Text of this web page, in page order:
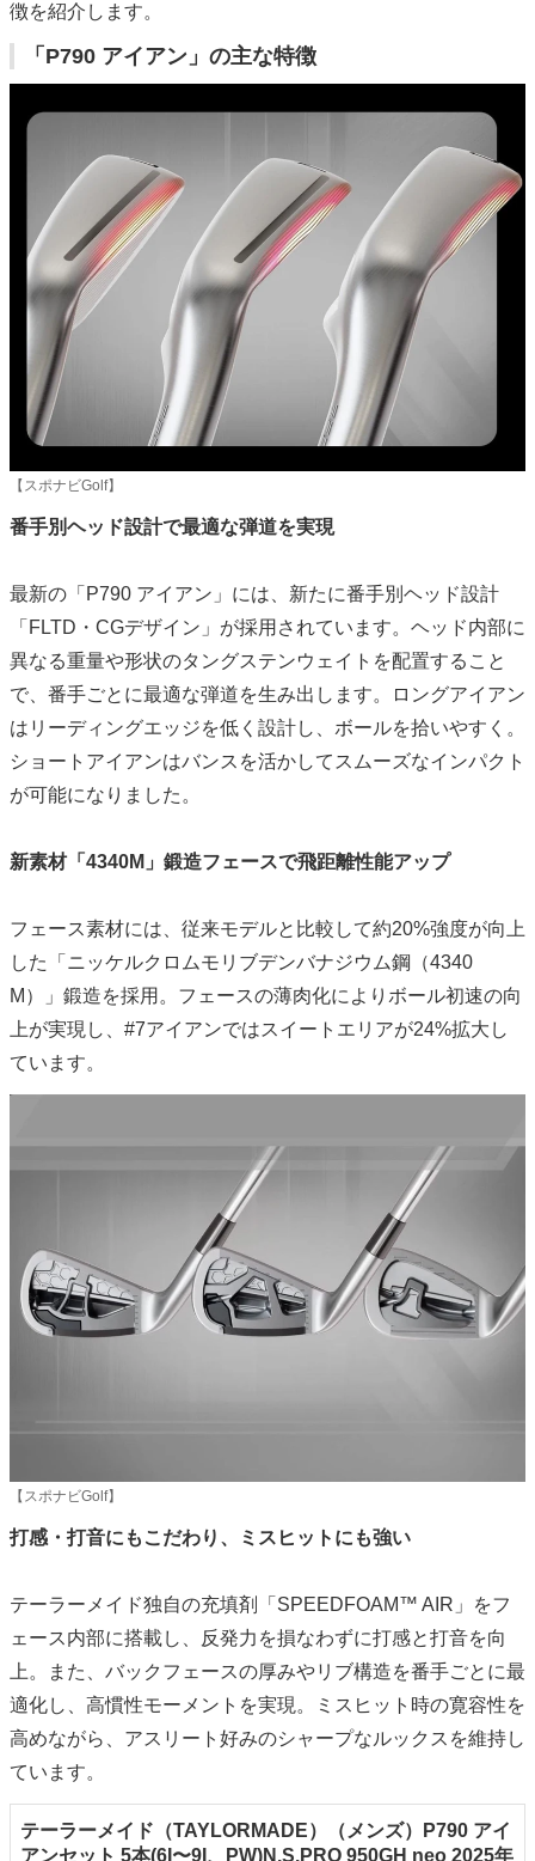
徴を紹介します。
「P790 アイアン」の主な特徴
【スポナビGolf】
番手別ヘッド設計で最適な弾道を実現
最新の「P790 アイアン」には、新たに番手別ヘッド設計
「FLTD・CGデザイン」が採用されています。ヘッド内部に
異なる重量や形状のタングステンウェイトを配置すること
で、番手ごとに最適な弾道を生み出します。ロングアイアン
はリーディングエッジを低く設計し、ボールを拾いやすく。
ショートアイアンはバンスを活かしてスムーズなインパクト
が可能になりました。
新素材「4340M」鍛造フェースで飛距離性能アップ
フェース素材には、従来モデルと比較して約20%強度が向上
した「ニッケルクロムモリブデンバナジウム鋼（4340
M）」鍛造を採用。フェースの薄肉化によりボール初速の向
上が実現し、#7アイアンではスイートエリアが24%拡大し
ています。
【スポナビGolf】
打感・打音にもこだわり、ミスヒットにも強い
テーラーメイド独自の充填剤「SPEEDFOAM™ AIR」をフ
ェース内部に搭載し、反発力を損なわずに打感と打音を向
上。また、バックフェースの厚みやリブ構造を番手ごとに最
適化し、高慣性モーメントを実現。ミスヒット時の寛容性を
高めながら、アスリート好みのシャープなルックスを維持し
ています。
テーラーメイド（TAYLORMADE）（メンズ）P790 アイ
アンセット 5本(6I〜9I、PW)N.S.PRO 950GH neo 2025年